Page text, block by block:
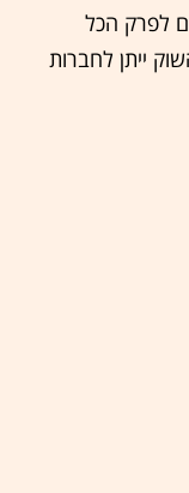
לפרק הכל
ייתן לחברות